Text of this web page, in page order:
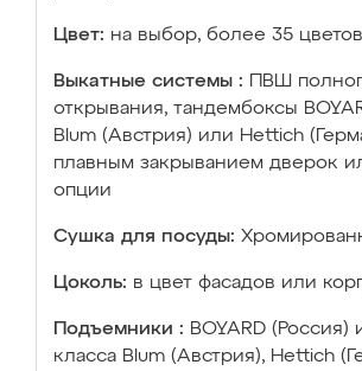
Цвет: на выбор, более 35 цветов
Выкатные системы :
ПВШ
открывания, тандембоксы
Blum (Австрия) или Hettich
плавным закрыванием дверок
опции
Сушка для посуды:
Цоколь: в цвет фасадов или
Подъемники : BOYARD
класса Blum (Австрия), Hettich